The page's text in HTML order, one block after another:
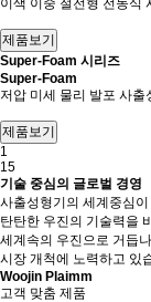
이색 이중 절전형 전동식
Super-Foam 시리즈
Super-Foam
저압 미세 물리 발포 사출
1
15
기술 중심의 글로벌 경영
사출성형기의 세계중심
탄탄한 우진의 기술력을
세계속의 우진으로 거듭
시장 개척에 노력하고 있
Woojin Plaimm
고객 맞춤 제품